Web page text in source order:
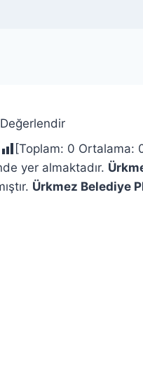
Değerlendir
[Toplam: 0 Ortalama:
yer almaktadır.
Ürkmez Belediye